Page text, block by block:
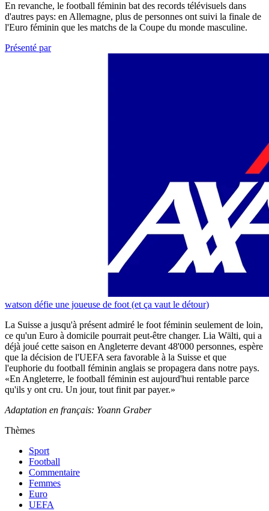
En revanche, le football féminin bat des records télévisuels dans
d'autres pays: en Allemagne, plus de personnes ont suivi la finale de
l'Euro féminin que les matchs de la Coupe du monde masculine.
Présenté par
watson défie une joueuse de foot (et ça vaut le détour)
La Suisse a jusqu'à présent admiré le foot féminin seulement de loin,
ce qu'un Euro à domicile pourrait peut-être changer. Lia Wälti, qui a
déjà joué cette saison en Angleterre devant 48'000 personnes, espère
que la décision de l'UEFA sera favorable à la Suisse et que
l'euphorie du football féminin anglais se propagera dans notre pays.
«En Angleterre, le football féminin est aujourd'hui rentable parce
qu'ils y ont cru. Un jour, tout finit par payer.»
Adaptation en français: Yoann Graber
Thèmes
Sport
Football
Commentaire
Femmes
Euro
UEFA